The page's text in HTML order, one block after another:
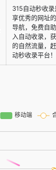
315自动秒收
享优秀的网址
导航，免费自
入自动收录，
的自然流量，
动秒收录平台！